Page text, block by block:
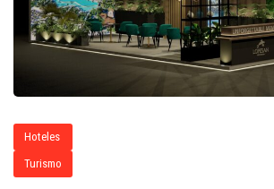
Hoteles
Turismo